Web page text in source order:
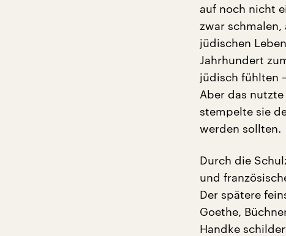
auf noch nicht
zwar
jüdischen
Jahrhundert
jüdisch fühlten
Aber das
stempelte sie
werden sollten.
Durch die
und
Der spätere
Goethe,
Handke